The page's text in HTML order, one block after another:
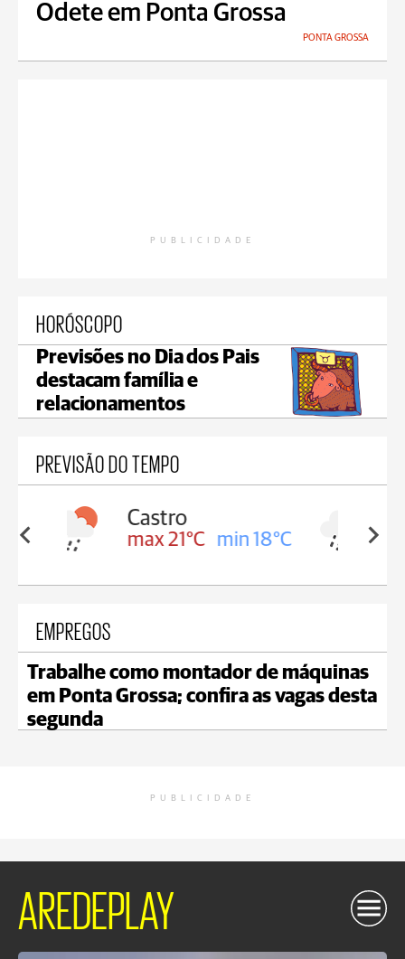
Odete em Ponta Grossa
PONTA GROSSA
PUBLICIDADE
HORÓSCOPO
Previsões no Dia dos Pais
destacam família e
relacionamentos
PREVISÃO DO TEMPO
18°C
Carambeí
max 20°C min 18°C
EMPREGOS
Trabalhe como montador de máquinas
em Ponta Grossa; confira as vagas desta
segunda
PUBLICIDADE
AREDEPLAY